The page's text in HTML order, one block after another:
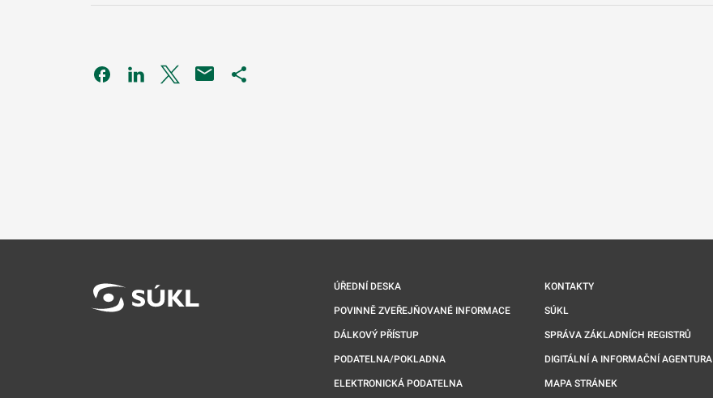
Odkaz se otevře na nové kartě
Odkaz se otevře na nové kartě
Odkaz se otevře na nové kartě
ÚŘEDNÍ DESKA
POVINNĚ ZVEŘEJŇOVANÉ INFORMACE
DÁLKOVÝ PŘÍSTUP
PODATELNA/POKLADNA
ELEKTRONICKÁ PODATELNA
KONTAKTY
SÚKL
SPRÁVA ZÁKLADNÍCH REGISTRŮ
DIGITÁLNÍ A INFORMAČNÍ AGENTURA
MAPA STRÁNEK